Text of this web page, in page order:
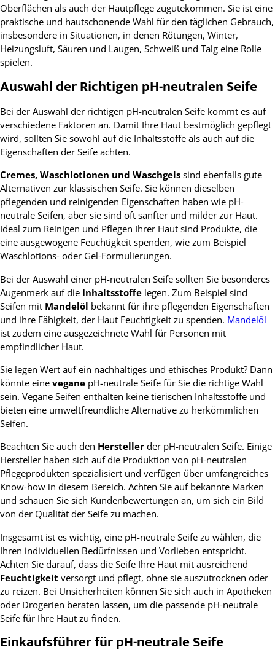
Oberflächen als auch der Hautpflege zugutekommen. Sie ist eine
praktische und hautschonende Wahl für den täglichen Gebrauch,
insbesondere in Situationen, in denen Rötungen, Winter,
Heizungsluft, Säuren und Laugen, Schweiß und Talg eine Rolle
spielen.
Auswahl der Richtigen pH-neutralen Seife
Bei der Auswahl der richtigen pH-neutralen Seife kommt es auf
verschiedene Faktoren an. Damit Ihre Haut bestmöglich gepflegt
wird, sollten Sie sowohl auf die Inhaltsstoffe als auch auf die
Eigenschaften der Seife achten.
Cremes, Waschlotionen und Waschgels sind ebenfalls gute
Alternativen zur klassischen Seife. Sie können dieselben
pflegenden und reinigenden Eigenschaften haben wie pH-
neutrale Seifen, aber sie sind oft sanfter und milder zur Haut.
Ideal zum Reinigen und Pflegen Ihrer Haut sind Produkte, die
eine ausgewogene Feuchtigkeit spenden, wie zum Beispiel
Waschlotions- oder Gel-Formulierungen.
Bei der Auswahl einer pH-neutralen Seife sollten Sie besonderes
Augenmerk auf die Inhaltsstoffe legen. Zum Beispiel sind
Seifen mit Mandelöl bekannt für ihre pflegenden Eigenschaften
und ihre Fähigkeit, der Haut Feuchtigkeit zu spenden. Mandelöl
ist zudem eine ausgezeichnete Wahl für Personen mit
empfindlicher Haut.
Sie legen Wert auf ein nachhaltiges und ethisches Produkt? Dann
könnte eine vegane pH-neutrale Seife für Sie die richtige Wahl
sein. Vegane Seifen enthalten keine tierischen Inhaltsstoffe und
bieten eine umweltfreundliche Alternative zu herkömmlichen
Seifen.
Beachten Sie auch den Hersteller der pH-neutralen Seife. Einige
Hersteller haben sich auf die Produktion von pH-neutralen
Pflegeprodukten spezialisiert und verfügen über umfangreiches
Know-how in diesem Bereich. Achten Sie auf bekannte Marken
und schauen Sie sich Kundenbewertungen an, um sich ein Bild
von der Qualität der Seife zu machen.
Insgesamt ist es wichtig, eine pH-neutrale Seife zu wählen, die
Ihren individuellen Bedürfnissen und Vorlieben entspricht.
Achten Sie darauf, dass die Seife Ihre Haut mit ausreichend
Feuchtigkeit versorgt und pflegt, ohne sie auszutrocknen oder
zu reizen. Bei Unsicherheiten können Sie sich auch in Apotheken
oder Drogerien beraten lassen, um die passende pH-neutrale
Seife für Ihre Haut zu finden.
Einkaufsführer für pH-neutrale Seife